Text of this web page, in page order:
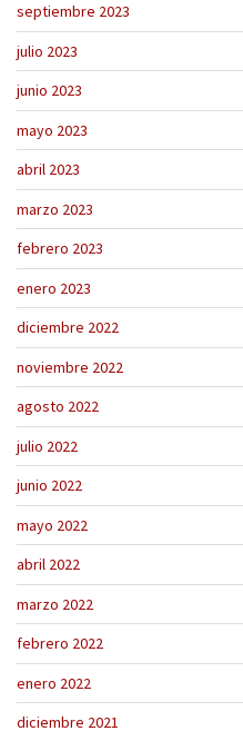
septiembre 2023
julio 2023
junio 2023
mayo 2023
abril 2023
marzo 2023
febrero 2023
enero 2023
diciembre 2022
noviembre 2022
agosto 2022
julio 2022
junio 2022
mayo 2022
abril 2022
marzo 2022
febrero 2022
enero 2022
diciembre 2021